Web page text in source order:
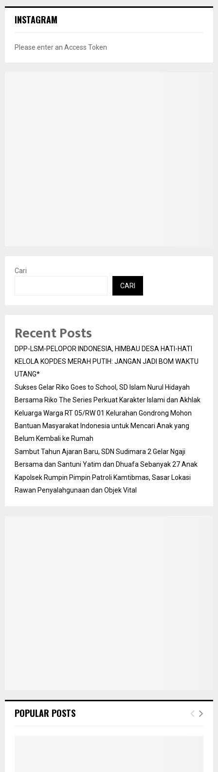
INSTAGRAM
Please enter an Access Token
Cari
CARI
Recent Posts
DPP-LSM-PELOPOR INDONESIA, HIMBAU DESA HATI-HATI
KELOLA KOPDES MERAH PUTIH: JANGAN JADI BOM WAKTU
UTANG*
Sukses Gelar Riko Goes to School, SD Islam Nurul Hidayah
Bersama Riko The Series Perkuat Karakter Islami dan Akhlak
Keluarga Warga RT 05/RW 01 Kelurahan Gondrong Mohon
Bantuan Masyarakat Indonesia untuk Mencari Anak yang
Belum Kembali ke Rumah
Sambut Tahun Ajaran Baru, SDN Sudimara 2 Gelar Ngaji
Bersama dan Santuni Yatim dan Dhuafa Sebanyak 27 Anak
Kapolsek Rumpin Pimpin Patroli Kamtibmas, Sasar Lokasi
Rawan Penyalahgunaan dan Objek Vital
POPULAR POSTS